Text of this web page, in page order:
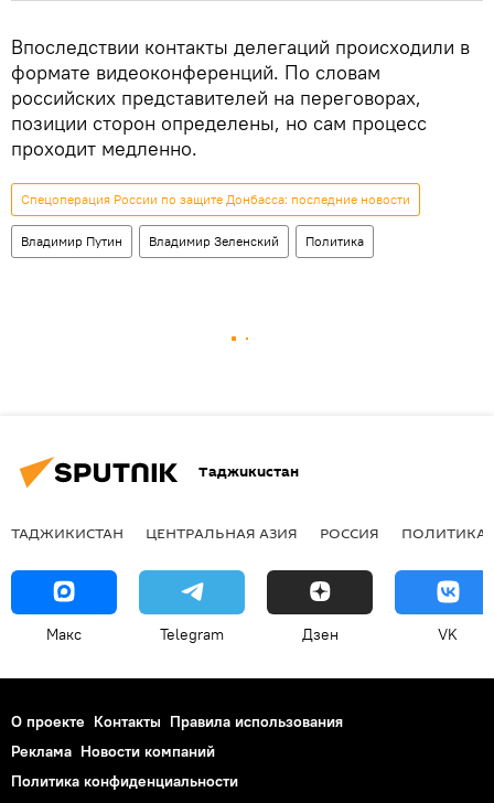
Впоследствии контакты делегаций происходили в
формате видеоконференций. По словам
российских представителей на переговорах,
позиции сторон определены, но сам процесс
проходит медленно.
Спецоперация России по защите Донбасса: последние новости
Владимир Путин Владимир Зеленский Политика
Таджикистан
ТАДЖИКИСТАН ЦЕНТРАЛЬНАЯ АЗИЯ РОССИЯ ПОЛИТИКА
Макс Telegram Дзен VK
О проекте Контакты Правила использования
Реклама Новости компаний
Политика конфиденциальности